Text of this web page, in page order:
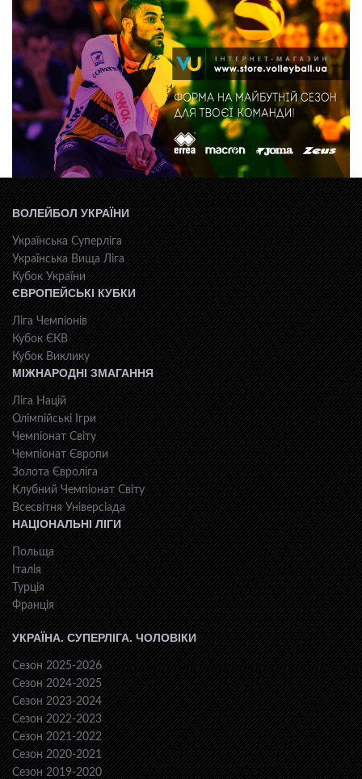
ВОЛЕЙБОЛ УКРАЇНИ
Українська Суперліга
Українська Вища Ліга
Кубок України
ЄВРОПЕЙСЬКІ КУБКИ
Ліга Чемпіонів
Кубок ЄКВ
Кубок Виклику
МІЖНАРОДНІ ЗМАГАННЯ
Ліга Націй
Олімпійські Ігри
Чемпіонат Світу
Чемпіонат Європи
Золота Євроліга
Клубний Чемпіонат Світу
Всесвiтня Унiверсiaда
НАЦІОНАЛЬНІ ЛІГИ
Польща
Італія
Турція
Франція
УКРАЇНА. СУПЕРЛІГА. ЧОЛОВІКИ
Сезон 2025-2026
Сезон 2024-2025
Сезон 2023-2024
Сезон 2022-2023
Сезон 2021-2022
Сезон 2020-2021
Сезон 2019-2020